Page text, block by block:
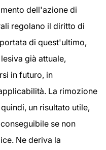
dell'azione di
regolano il diritto di
di quest'ultimo,
già attuale,
in futuro, in
La rimozione
un risultato utile,
se non
Ne deriva la